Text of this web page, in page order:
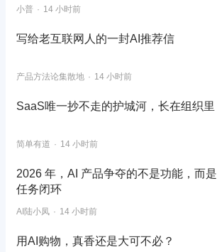
小普 14 小时前
写给老互联网人的一封AI推荐信
产品方法论集散地 14 小时前
SaaS唯一抄不走的护城河，长在组织里
简单有道 14 小时前
2026 年，AI 产品争夺的不是功能，而是
任务闭环
AI陆小凤 14 小时前
用AI购物，真香还是大可不必？